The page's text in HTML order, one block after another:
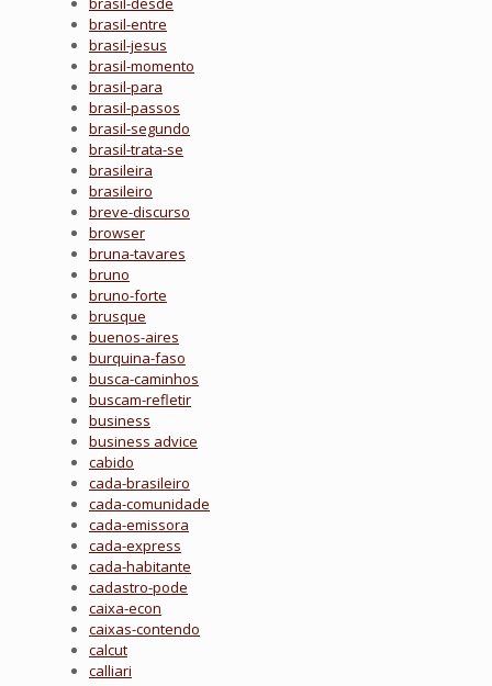
brasil-entre
brasil-jesus
brasil-momento
brasil-para
brasil-passos
brasil-segundo
brasil-trata-se
brasileira
brasileiro
breve-discurso
browser
bruna-tavares
bruno
bruno-forte
brusque
buenos-aires
burquina-faso
busca-caminhos
buscam-refletir
business
business advice
cabido
cada-brasileiro
cada-comunidade
cada-emissora
cada-express
cada-habitante
cadastro-pode
caixa-econ
caixas-contendo
calcut
calliari